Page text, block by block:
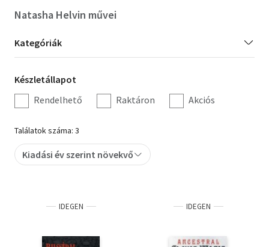
Hobbi, szabadidő
Irodalom
Művészet
Szakkönyv
Tankönyv, segédkönyv
Társadalomtudomány
Natasha Helvin művei
Kategória
szűrés
Kategóriák
Készletállapot
szűrés
Készletállapot
Rendelhető
Raktáron Akciós
Találatok száma: 3
Kiadási év szerint növekvő
IDEGEN IDEGEN